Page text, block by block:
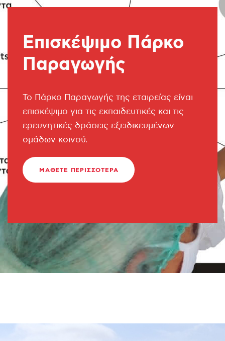
Επισκέψιμο Πάρκο
Παραγωγής
Το Πάρκο Παραγωγής της εταιρείας είναι
επισκέψιμο για τις εκπαιδευτικές και τις
ερευνητικές δράσεις εξειδικευμένων
ομάδων κοινού.
ΜΆΘΕΤΕ ΠΕΡΙΣΣΟΤΕΡΑ